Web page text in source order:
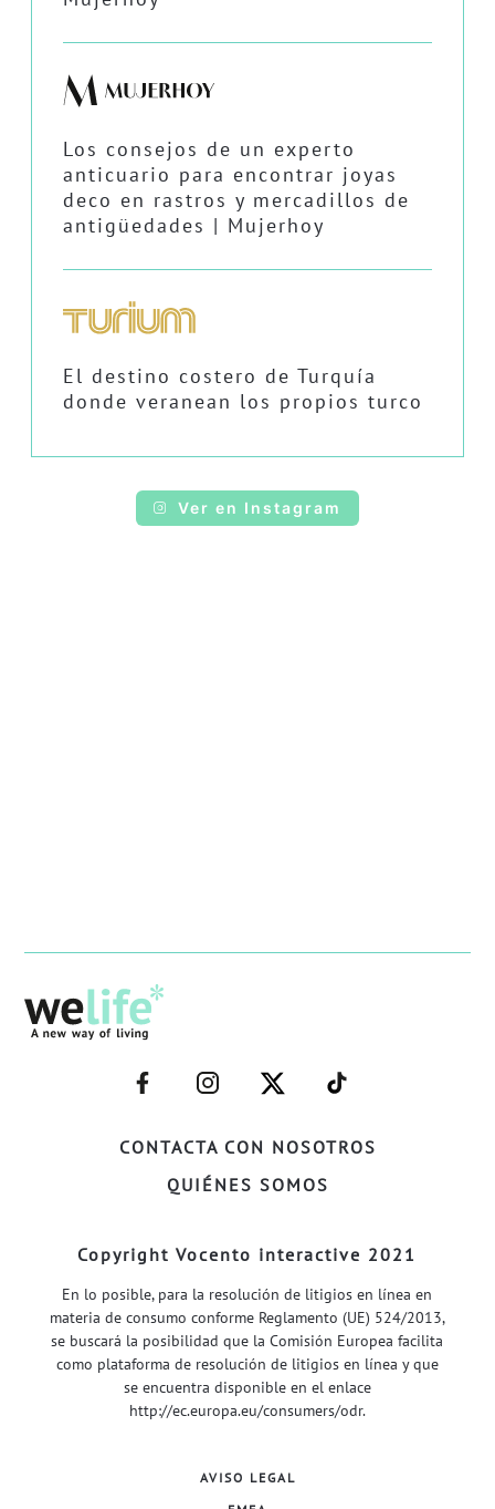
Los consejos de un experto
anticuario para encontrar joyas
deco en rastros y mercadillos de
antigüedades | Mujerhoy
El destino costero de Turquía
donde veranean los propios turco
Ver en Instagram
CONTACTA CON NOSOTROS
QUIÉNES SOMOS
–
FACEBOOK–
–
INSTAGRAM–
–
TWITTER–
–
WELIFE–
Copyright Vocento interactive 2021
En lo posible, para la resolución de litigios en línea en
materia de consumo conforme Reglamento (UE) 524/2013,
se buscará la posibilidad que la Comisión Europea facilita
como plataforma de resolución de litigios en línea y que
se encuentra disponible en el enlace
http://ec.europa.eu/consumers/odr.
AVISO LEGAL